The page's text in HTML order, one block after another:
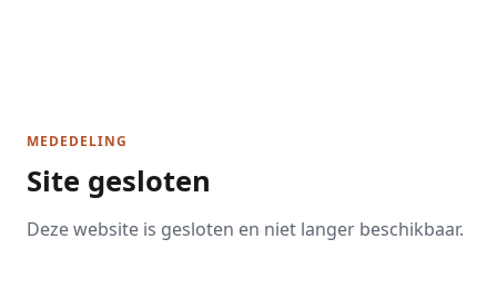
MEDEDELING
Site gesloten
Deze website is gesloten en niet langer beschikbaar.